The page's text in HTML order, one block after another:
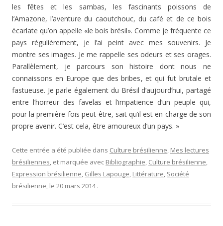
les fêtes et les sambas, les fascinants poissons de
l’Amazone, l’aventure du caoutchouc, du café et de ce bois
écarlate qu’on appelle «le bois brésil». Comme je fréquente ce
pays régulièrement, je l’ai peint avec mes souvenirs. Je
montre ses images. Je me rappelle ses odeurs et ses orages.
Parallèlement, je parcours son histoire dont nous ne
connaissons en Europe que des bribes, et qui fut brutale et
fastueuse. Je parle également du Brésil d’aujourd’hui, partagé
entre l’horreur des favelas et l’impatience d’un peuple qui,
pour la première fois peut-être, sait qu’il est en charge de son
propre avenir. C’est cela, être amoureux d’un pays. »
Cette entrée a été publiée dans Culture brésilienne, Mes lectures
brésiliennes, et marquée avec Bibliographie, Culture brésilienne,
Expression brésilienne, Gilles Lapouge, Littérature, Société
brésilienne, le 20 mars 2014 .